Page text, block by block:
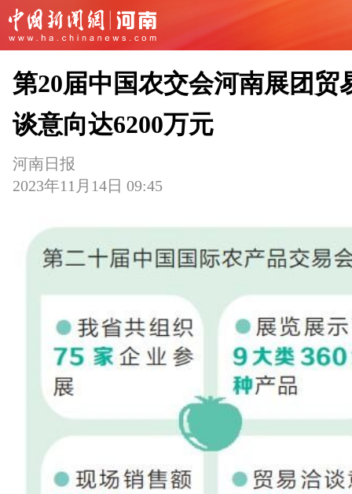
第20届中国农交会河南展团贸
谈意向达6200万元
河南日报
2023年11月14日 09:45